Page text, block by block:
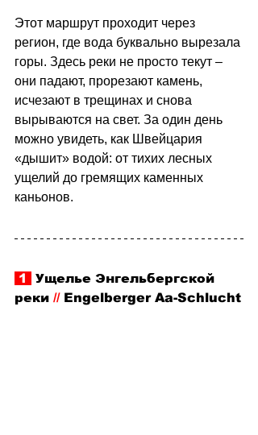
Этот маршрут проходит через
регион, где вода буквально вырезала
горы. Здесь реки не просто текут –
они падают, прорезают камень,
исчезают в трещинах и снова
вырываются на свет. За один день
можно увидеть, как Швейцария
«дышит» водой: от тихих лесных
ущелий до гремящих каменных
каньонов.
1
Ущелье Энгельбергской
реки // Engelberger Aa-Schlucht